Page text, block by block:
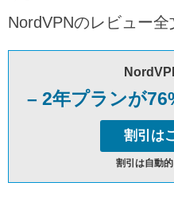
NordVPNのレビュー全
– 2年プランが
割引は
割引は自動